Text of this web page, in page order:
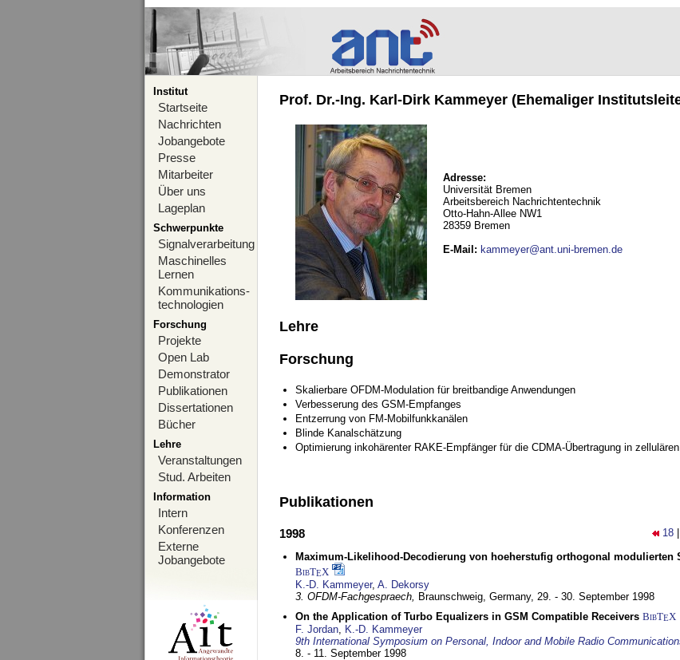
Institut
Startseite
Nachrichten
Jobangebote
Presse
Mitarbeiter
Über uns
Lageplan
Schwerpunkte
Signalverarbeitung
Maschinelles
Lernen
Kommunikations-
technologien
Forschung
Projekte
Open Lab
Demonstrator
Publikationen
Dissertationen
Bücher
Lehre
Veranstaltungen
Stud. Arbeiten
Information
Intern
Konferenzen
Externe
Jobangebote
Prof. Dr.-Ing. Karl-Dirk Kammeyer (Ehemaliger
Adresse:
Universität Bremen
Arbeitsbereich Nachrichtentechnik
Otto-Hahn-Allee NW1
28359 Bremen
E-Mail : kammeyer@ant.uni-bremen.de
Lehre
Forschung
Skalierbare OFDM-Modulation für breitbandige Anwendungen
Verbesserung des GSM-Empfanges
Entzerrung von FM-Mobilfunkkanälen
Blinde Kanalschätzung
Optimierung inkohärenter RAKE-Empfänger für die CDMA-Übertragung in
Publikationen
18
1998
Maximum-Likelihood-Decodierung von hoeherstufig orthogonal modulierten
BibTEX
K.-D. Kammeyer, A. Dekorsy
3. OFDM-Fachgespraech, Braunschweig, Germany, 29. - 30. September 1998
On the Application of Turbo Equalizers in GSM Compatible Receivers BibTEX
F. Jordan, K.-D. Kammeyer
9th International Symposium on Personal, Indoor and Mobile Radio
8. - 11. September 1998